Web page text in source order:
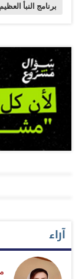
وَاحِدٍ مِّنْهُمَا
وَلَدٌ وَوَرِثَهُ
مِن بَعْدِ وَصِيَّةٍ
أَقْرَبُ لَكُمْ نَفْعًا
المحتملة في
(إثنان) هو
برنامج النبأ العظيم
آراء